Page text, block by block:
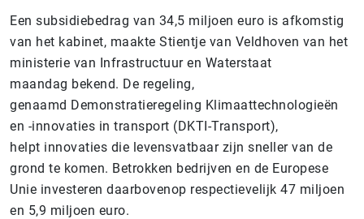
Een subsidiebedrag van 34,5 miljoen euro is afkomstig
van het kabinet, maakte Stientje van Veldhoven van het
ministerie van Infrastructuur en Waterstaat
maandag bekend. De regeling,
genaamd Demonstratieregeling Klimaattechnologieën
en -innovaties in transport (DKTI-Transport),
helpt innovaties die levensvatbaar zijn sneller van de
grond te komen. Betrokken bedrijven en de Europese
Unie investeren daarbovenop respectievelijk 47 miljoen
en 5,9 miljoen euro.